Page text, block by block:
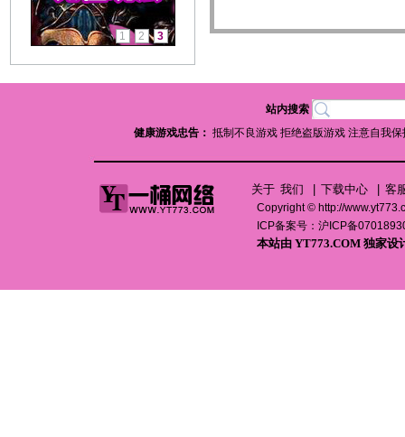
1 2 3
站内搜索
健康游戏忠告： 抵制不良游戏 拒绝盗版游戏 注意自我
关于 我们 下载中心 客
Copyright © http://
ICP备案号： 沪ICP备
本站由 YT773.COM 独家设